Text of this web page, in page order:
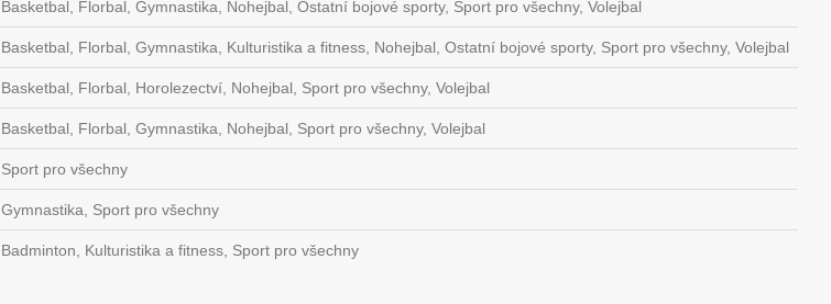
Basketbal, Florbal, Gymnastika, Nohejbal, Ostatní bojové sporty, Sport pro všechny, Volejbal
Basketbal, Florbal, Gymnastika, Kulturistika a fitness, Nohejbal, Ostatní bojové sporty, Sport pro všechny, Volejbal
Basketbal, Florbal, Horolezectví, Nohejbal, Sport pro všechny, Volejbal
Basketbal, Florbal, Gymnastika, Nohejbal, Sport pro všechny, Volejbal
Sport pro všechny
Gymnastika, Sport pro všechny
Badminton, Kulturistika a fitness, Sport pro všechny